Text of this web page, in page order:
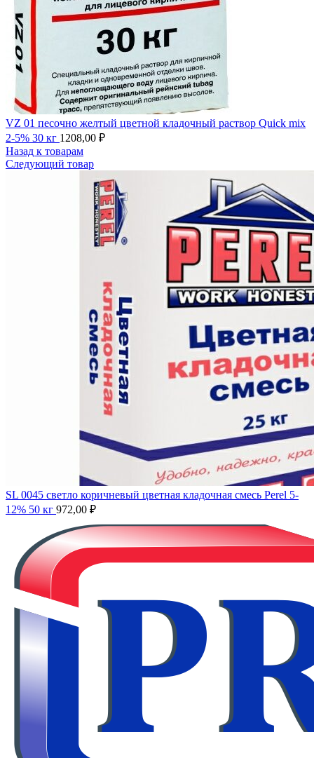
VZ 01 песочно желтый цветной кладочный раствор Quick mix
2-5% 30 кг 1208,00 ₽
Назад к товарам
Следующий товар
SL 0045 светло коричневый цветная кладочная смесь Perel 5-
12% 50 кг 972,00 ₽